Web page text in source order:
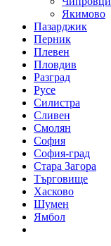
Якимово
Пазарджик
Перник
Плевен
Пловдив
Разград
Русе
Силистра
Сливен
Смолян
София
София-град
Стара Загора
Търговище
Хасково
Шумен
Ямбол